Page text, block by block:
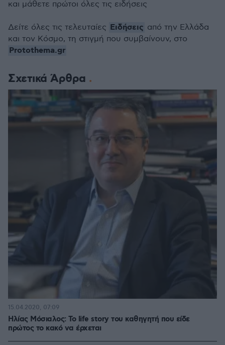
Σχετικά Άρθρα
Ηλίας Μόσιαλος: Το life story του καθηγητή που είδε
πρώτος το κακό να έρχεται
15.04.2020, 07:09
και μάθετε πρώτοι όλες τις ειδήσεις
Δείτε όλες τις τελευταίες Ειδήσεις από την Ελλάδα
και τον Κόσμο, τη στιγμή που συμβαίνουν, στο
Protothema.gr